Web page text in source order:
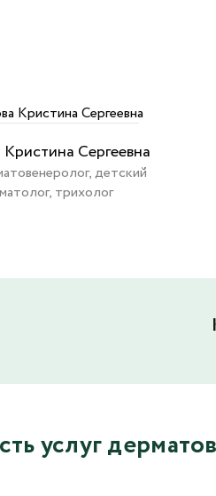
Сергеевна
детский
трихолог
услуг